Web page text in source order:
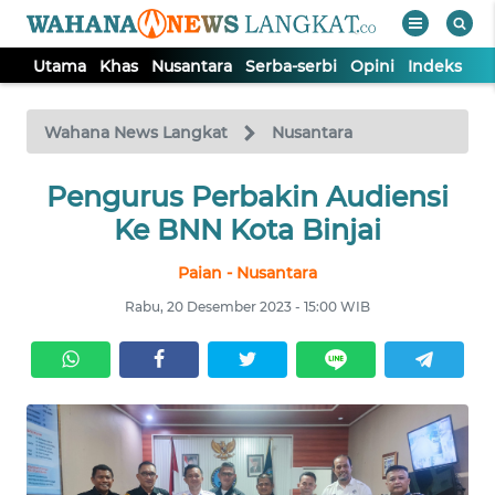
Utama Khas Nusantara Serba-serbi Opini Indeks
Wahana News Langkat Nusantara
Pengurus Perbakin Audiensi
Ke BNN Kota Binjai
Paian - Nusantara
Rabu, 20 Desember 2023 - 15:00 WIB
TV
Tutup
UTAMA
SERBA-
SERBI
OPINI